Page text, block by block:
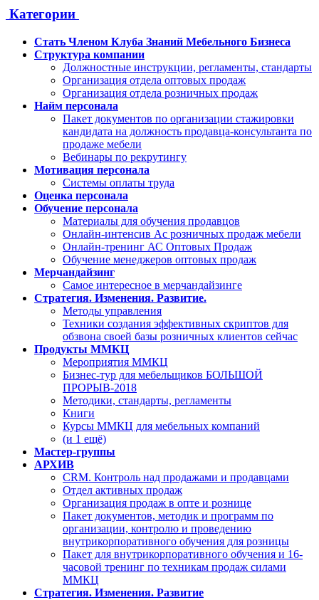
Категории
Стать Членом Клуба Знаний Мебельного Бизнеса
Структура компании
Должностные инструкции, регламенты, стандарты
Организация отдела оптовых продаж
Организация отдела розничных продаж
Найм персонала
Пакет документов по организации стажировки
кандидата на должность продавца-консультанта по
продаже мебели
Вебинары по рекрутингу
Мотивация персонала
Системы оплаты труда
Оценка персонала
Обучение персонала
Материалы для обучения продавцов
Онлайн-интенсив Ас розничных продаж мебели
Онлайн-тренинг АС Оптовых Продаж
Обучение менеджеров оптовых продаж
Мерчандайзинг
Самое интересное в мерчандайзинге
Стратегия. Изменения. Развитие.
Методы управления
Техники создания эффективных скриптов для
обзвона своей базы розничных клиентов сейчас
Продукты ММКЦ
Мероприятия ММКЦ
Бизнес-тур для мебельщиков БОЛЬШОЙ
ПРОРЫВ-2018
Методики, стандарты, регламенты
Книги
Курсы ММКЦ для мебельных компаний
(и 1 ещё)
Мастер-группы
АРХИВ
CRM. Контроль над продажами и продавцами
Отдел активных продаж
Организация продаж в опте и рознице
Пакет документов, методик и программ по
организации, контролю и проведению
внутрикорпоративного обучения для розницы
Пакет для внутрикорпоративного обучения и 16-
часовой тренинг по техникам продаж силами
ММКЦ
Стратегия. Изменения. Развитие